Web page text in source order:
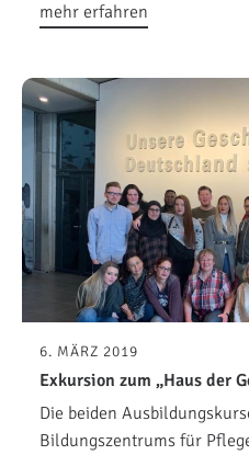
mehr erfahren
6. MÄRZ 2019
Exkursion zum „Haus der
Die beiden
Bildungszentrums für